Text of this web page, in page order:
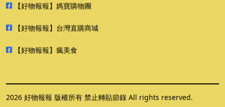
【好物報報】媽寶購物團
【好物報報】台灣直購商城
【好物報報】瘋美食
2026 好物報報 版權所有 禁止轉貼節錄 All rights reserved.